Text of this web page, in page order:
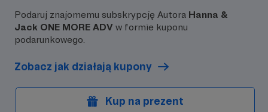
tematów na kanał.
Podaruj znajomemu subskrypcję Autora Hanna &
Jack ONE MORE ADV w formie kuponu
podarunkowego.
Zobacz jak działają kupony
Kup na prezent